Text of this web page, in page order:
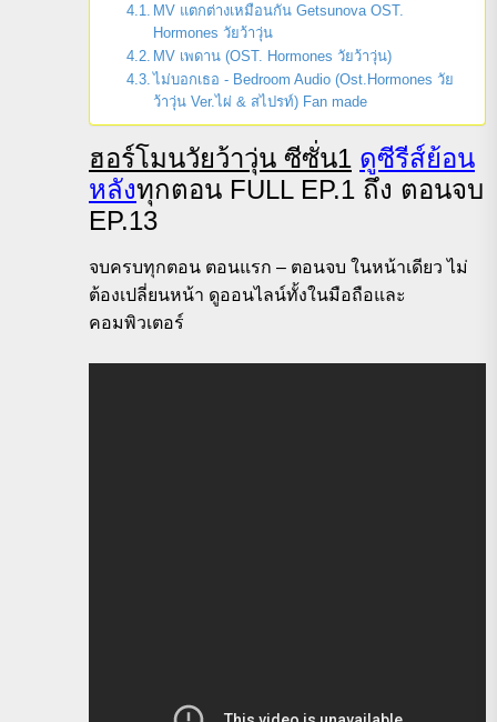
MV แตกต่างเหมือนกัน Getsunova OST.
Hormones วัยว้าวุ่น
MV เพดาน (OST. Hormones วัยว้าวุ่น)
ไม่บอกเธอ - Bedroom Audio (Ost.Hormones วัย
ว้าวุ่น Ver.ไผ่ & สไปรท์) Fan made
ฮอร์โมนวัยว้าวุ่น ซีซั่น1 ดูซีรีส์ย้อน
หลังทุกตอน FULL EP.1 ถึง ตอนจบ
EP.13
จบครบทุกตอน ตอนแรก – ตอนจบ ในหน้าเดียว ไม่
ต้องเปลี่ยนหน้า ดูออนไลน์ทั้งในมือถือและ
คอมพิวเตอร์